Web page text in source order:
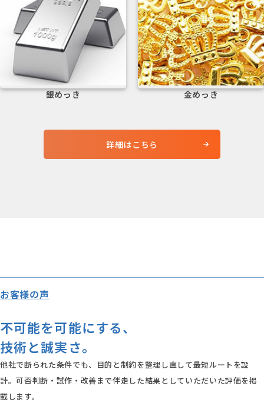
銀めっき 金めっき
詳細はこちら
お客様の声
不可能を可能にする、
技術と誠実さ。
他社で断られた条件でも、目的と制約を整理し直して最短ルートを設
計。可否判断・試作・改善まで伴走した結果としていただいた評価を掲
載します。